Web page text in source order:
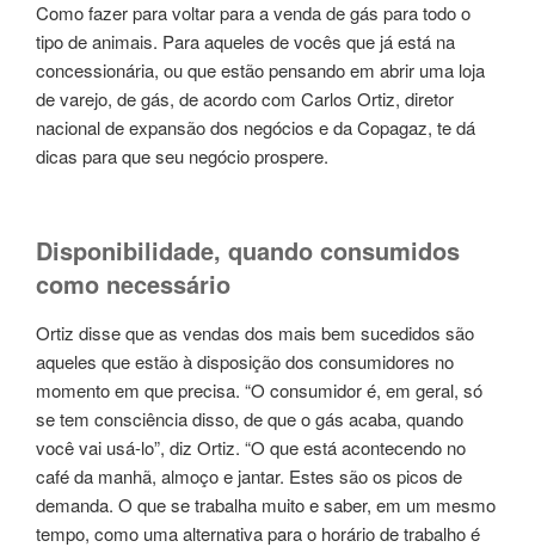
Como fazer para voltar para a venda de gás para todo o
tipo de animais. Para aqueles de vocês que já está na
concessionária, ou que estão pensando em abrir uma loja
de varejo, de gás, de acordo com Carlos Ortiz, diretor
nacional de expansão dos negócios e da Copagaz, te dá
dicas para que seu negócio prospere.
Disponibilidade, quando consumidos
como necessário
Ortiz disse que as vendas dos mais bem sucedidos são
aqueles que estão à disposição dos consumidores no
momento em que precisa. “O consumidor é, em geral, só
se tem consciência disso, de que o gás acaba, quando
você vai usá-lo”, diz Ortiz. “O que está acontecendo no
café da manhã, almoço e jantar. Estes são os picos de
demanda. O que se trabalha muito e saber, em um mesmo
tempo, como uma alternativa para o horário de trabalho é